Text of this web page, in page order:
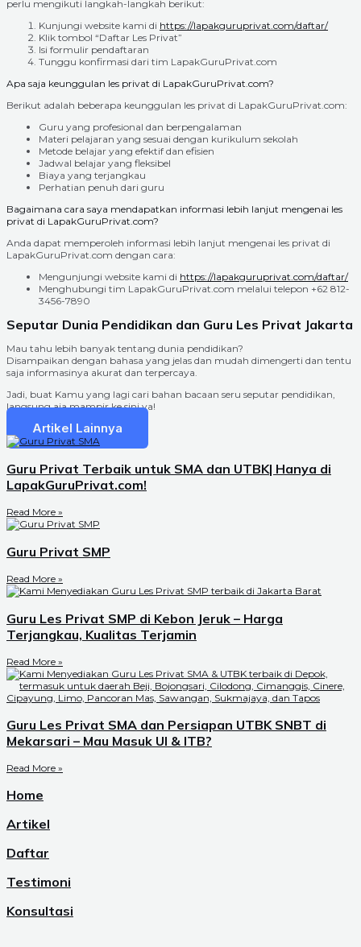
perlu mengikuti langkah-langkah berikut:
Kunjungi website kami di https://lapakguruprivat.com/daftar/
Klik tombol “Daftar Les Privat”
Isi formulir pendaftaran
Tunggu konfirmasi dari tim LapakGuruPrivat.com
Apa saja keunggulan les privat di LapakGuruPrivat.com?
Berikut adalah beberapa keunggulan les privat di LapakGuruPrivat.com:
Guru yang profesional dan berpengalaman
Materi pelajaran yang sesuai dengan kurikulum sekolah
Metode belajar yang efektif dan efisien
Jadwal belajar yang fleksibel
Biaya yang terjangkau
Perhatian penuh dari guru
Bagaimana cara saya mendapatkan informasi lebih lanjut mengenai les
privat di LapakGuruPrivat.com?
Anda dapat memperoleh informasi lebih lanjut mengenai les privat di
LapakGuruPrivat.com dengan cara:
Mengunjungi website kami di https://lapakguruprivat.com/daftar/
Menghubungi tim LapakGuruPrivat.com melalui telepon +62 812-
3456-7890
Seputar Dunia Pendidikan dan Guru Les Privat Jakarta
Mau tahu lebih banyak tentang dunia pendidikan?
Disampaikan dengan bahasa yang jelas dan mudah dimengerti dan tentu
saja informasinya akurat dan terpercaya.
Jadi, buat Kamu yang lagi cari bahan bacaan seru seputar pendidikan,
langsung aja mampir ke sini ya!
Artikel Lainnya
Guru Privat Terbaik untuk SMA dan UTBK| Hanya di
LapakGuruPrivat.com!
Read More »
Guru Privat SMP
Read More »
Guru Les Privat SMP di Kebon Jeruk – Harga
Terjangkau, Kualitas Terjamin
Read More »
Guru Les Privat SMA dan Persiapan UTBK SNBT di
Mekarsari – Mau Masuk UI & ITB?
Read More »
Home
Artikel
Daftar
Testimoni
Konsultasi